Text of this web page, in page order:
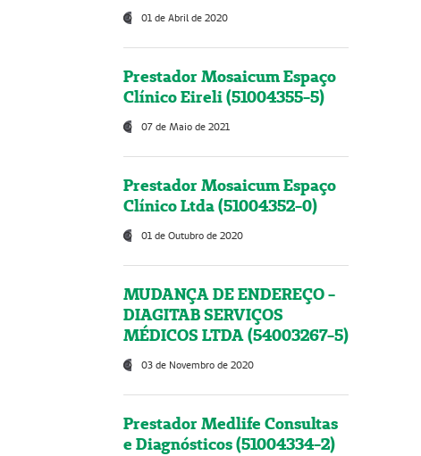
01 de Abril de 2020
Prestador Mosaicum Espaço
Clínico Eireli (51004355-5)
07 de Maio de 2021
Prestador Mosaicum Espaço
Clínico Ltda (51004352-0)
01 de Outubro de 2020
MUDANÇA DE ENDEREÇO -
DIAGITAB SERVIÇOS
MÉDICOS LTDA (54003267-5)
03 de Novembro de 2020
Prestador Medlife Consultas
e Diagnósticos (51004334-2)